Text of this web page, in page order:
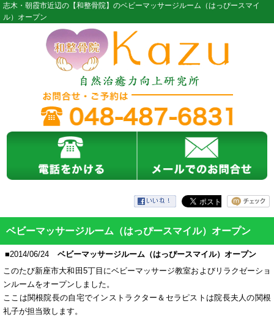
志木・朝霞市近辺の【和整骨院】のベビーマッサージルーム（はっぴースマイ
ル）オープン
ベビーマッサージルーム（はっぴースマイル）オープン
■2014/06/24
ベビーマッサージルーム（はっぴースマイル）オープン
このたび新座市大和田5丁目にベビーマッサージ教室およびリラクゼーショ
ンルームをオープンしました。
ここは関根院長の自宅でインストラクター＆セラピストは院長夫人の関根
礼子が担当致します。